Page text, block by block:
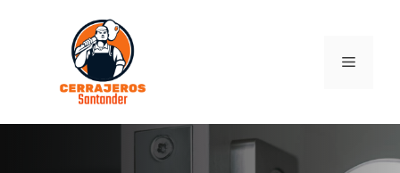
contenido
MENÚ